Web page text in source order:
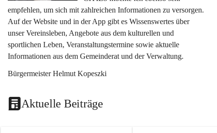
empfehlen, um sich mit zahlreichen Informationen zu versorgen.
Auf der Website und in der App gibt es Wissenswertes über
unser Vereinsleben, Angebote aus dem kulturellen und
sportlichen Leben, Veranstaltungstermine sowie aktuelle
Informationen aus dem Gemeinderat und der Verwaltung.
Bürgermeister Helmut Kopeszki
Aktuelle Beiträge